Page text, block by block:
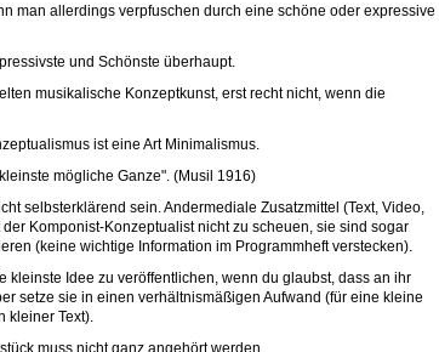
man allerdings verpfuschen durch eine schöne oder expressive
und Schönste überhaupt.
musikalische Konzeptkunst, erst recht nicht, wenn die
ist eine Art Minimalismus.
mögliche Ganze". (Musil 1916)
selbsterklärend sein. Andermediale Zusatzmittel (Text, Video,
Komponist-Konzeptualist nicht zu scheuen, sie sind sogar
(keine wichtige Information im Programmheft verstecken).
kleinste Idee zu veröffentlichen, wenn du glaubst, dass an ihr
setze sie in einen verhältnismäßigen Aufwand (für eine kleine
kleiner Text).
muss nicht ganz angehört werden.